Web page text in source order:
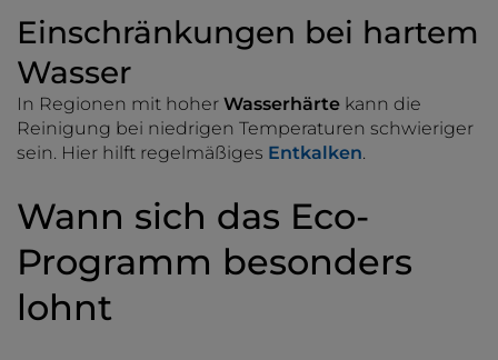
Einschränkungen bei hartem
Wasser
In Regionen mit hoher Wasserhärte kann die
Reinigung bei niedrigen Temperaturen schwieriger
sein. Hier hilft regelmäßiges Entkalken.
Wann sich das Eco-
Programm besonders
lohnt